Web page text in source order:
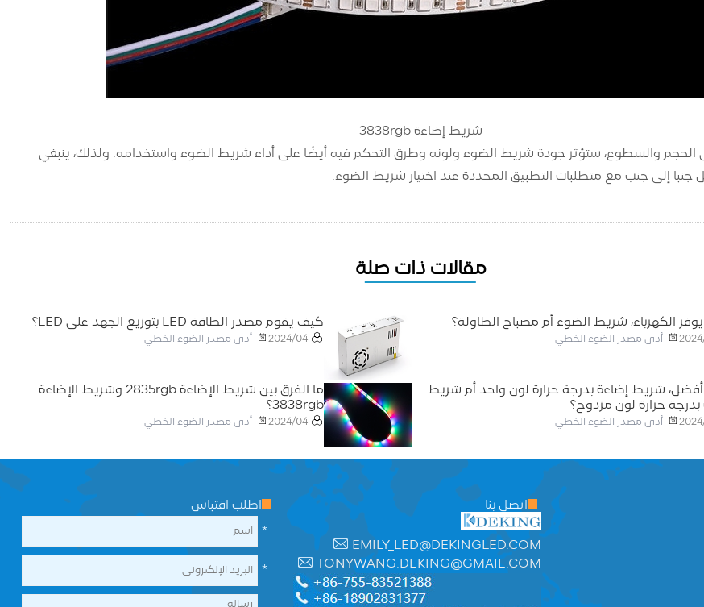
شريط إضاءة 3838rgb
الحجم والسطوع، ستؤثر جودة شريط الضوء ولونه وطرق التحكم فيه أيضًا على أداء شريط الضوء واستخدامه. ولذلك، ينبغي
جنبا إلى جنب مع متطلبات التطبيق المحددة عند اختيار شريط الضوء.
مقالات ذات صلة
يوفر الكهرباء، شريط الضوء أم مصباح الطاولة؟
أدى مصدر الضوء الخطي
كيف يقوم مصدر الطاقة LED بتوزيع الجهد على LED؟
2024/04 أدى مصدر الضوء الخطي
أفضل، شريط إضاءة بدرجة حرارة لون واحد أم شريط
بدرجة حرارة لون مزدوج؟
أدى مصدر الضوء الخطي
ما الفرق بين شريط الإضاءة 2835rgb وشريط الإضاءة
3838rgb؟
2024/04 أدى مصدر الضوء الخطي
اتصل بنا
EMILY_LED@DEKINGLED.COM
TONYWANG.DEKING@GMAIL.COM
اطلب اقتباس
*
*